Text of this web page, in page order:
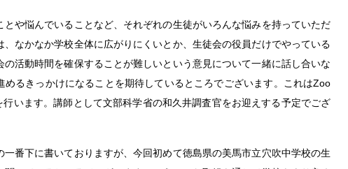
や悩んでいることなど、それぞれの生徒がいろんな悩みを持っていただ
なかなか学校全体に広がりにくいとか、生徒会の役員だけでやっている
活動時間を確保することが難しいという意見について一緒に話し合いな
るきっかけになることを期待しているところでございます。これはZoo
います。講師として文部科学省の和久井調査官をお迎えする予定でござ
番下に書いておりますが、今回初めて徳島県の美馬市立穴吹中学校の生